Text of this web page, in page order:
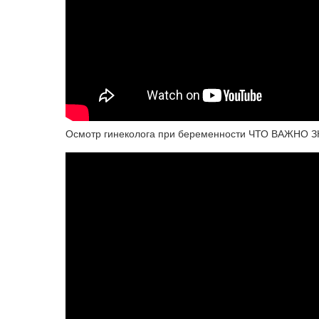
Осмотр гинеколога при беременности ЧТО ВАЖНО